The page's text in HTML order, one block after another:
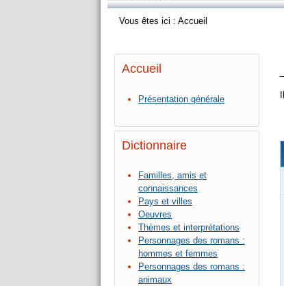
Vous êtes ici : Accueil
Accueil
Présentation générale
Dictionnaire
Familles, amis et
connaissances
Pays et villes
Oeuvres
Thèmes et interprétations
Personnages des romans :
hommes et femmes
Personnages des romans :
animaux